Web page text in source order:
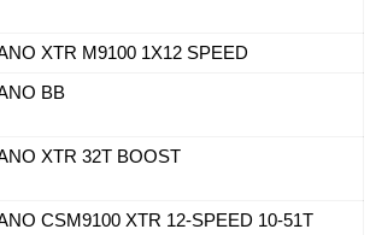
XTR M9100 1X12 SPEED
BB
XTR 32T BOOST
CSM9100 XTR 12-SPEED 10-51T